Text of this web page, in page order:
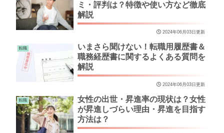
ミ・評判は？特徴や使い方など徹底
解説
2024年06月03日更新
転職
いまさら聞けない！転職用履歴書＆
職務経歴書に関するよくある質問を
解説
2024年06月03日更新
転職
女性の出世・昇進率の現状は？女性
が昇進しづらい理由・昇進を目指す
方法は？